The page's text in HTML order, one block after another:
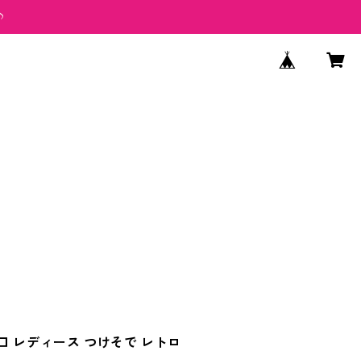
レディース つけそで レトロ